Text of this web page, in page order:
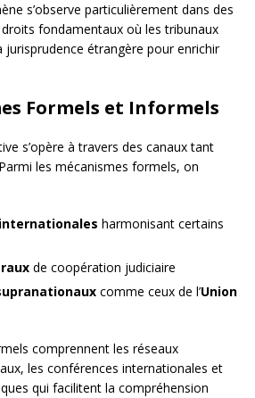
s’observe particulièrement dans des
fondamentaux où les tribunaux
étrangère pour enrichir
Formels et Informels
s’opère à travers des canaux tant
les mécanismes formels, on
harmonisant certains
de coopération judiciaire
comme ceux de l’Union
comprennent les réseaux
les conférences internationales et
qui facilitent la compréhension